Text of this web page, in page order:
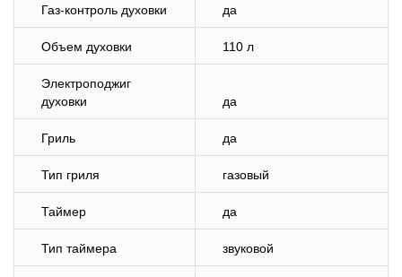
Газ-контроль духовки да
Объем духовки 110 л
Электроподжиг
духовки
да
Гриль да
Тип гриля газовый
Таймер да
Тип таймера звуковой